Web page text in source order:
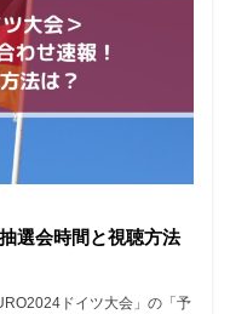
選会時間と視聴方法
ドイツ大会」の「予